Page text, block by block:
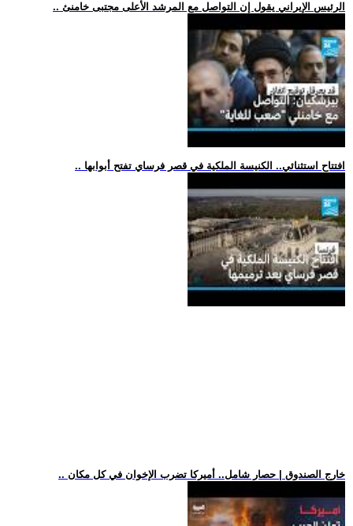
.. الرئيس الإيراني يقول إن التواصل مع المرشد الأعلى مجتبى خامنئ
.. افتتاح استثنائي.. الكنيسة الملكية في قصر فرساي تفتح أبوابها
.. خارج الصندوق | حصار شامل.. أميركا تضرب الإخوان في كل مكان